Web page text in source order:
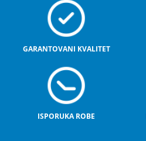
GARANTOVANI KVALITET
ISPORUKA ROBE